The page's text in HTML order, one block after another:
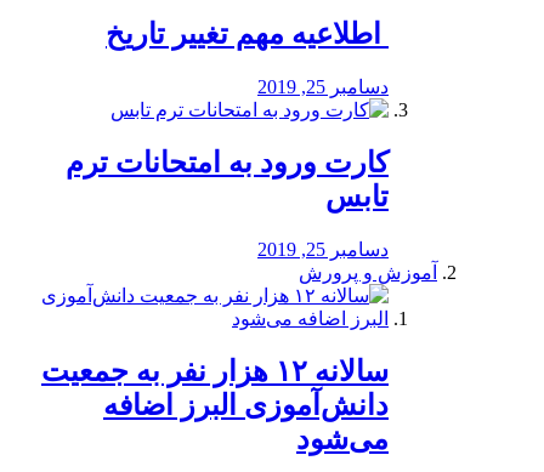
️ اطلاعیه مهم تغییر تاریخ
دسامبر 25, 2019
کارت ورود به امتحانات ترم
تابس
دسامبر 25, 2019
آموزش و پرورش
️سالانه ۱۲ هزار نفر به جمعیت
دانش‌آموزی البرز اضافه
می‌شود